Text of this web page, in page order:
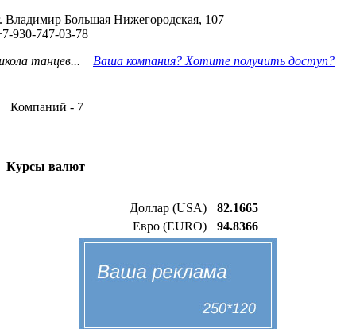
Владимир Большая Нижегородская, 107
930-747-03-78
танцев...
Ваша компания? Хотите получить доступ?
Компаний - 7
Курсы валют
Доллар (USA)
82.1665
Евро (EURO)
94.8366